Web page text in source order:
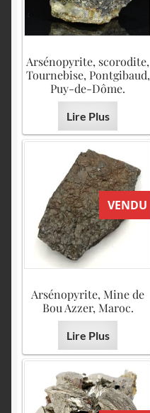
Arsénopyrite, scorodite,
Tournebise, Pontgibaud,
Puy-de-Dôme.
Lire Plus
VENDU
Arsénopyrite, Mine de
Bou Azzer, Maroc.
Lire Plus